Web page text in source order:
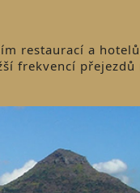
restaurací a
frekvencí